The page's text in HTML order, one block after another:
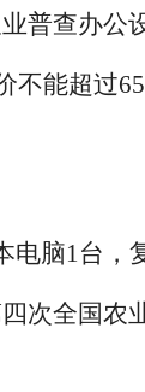
普查办公
不能超过
电脑1台，
次全国农